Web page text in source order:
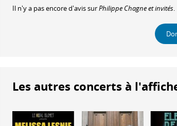
Il n'y a pas encore d'avis surPhilippe Chagne et invités
Les autres concerts à